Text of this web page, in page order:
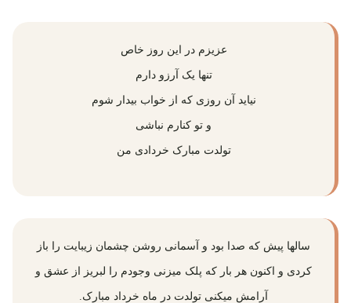
عزیزم در این روز خاص
تنها یک آرزو دارم
نیاید آن روزی که از خواب بیدار شوم
و تو کنارم نباشی
تولدت مبارک خردادی من
سالها پیش که صدا بود و آسمانی روشن چشمان زیبایت را باز
کردی و اکنون هر بار که پلک میزنی وجودم را لبریز از عشق و
آرامش میکنی تولدت در ماه خرداد مبارک.